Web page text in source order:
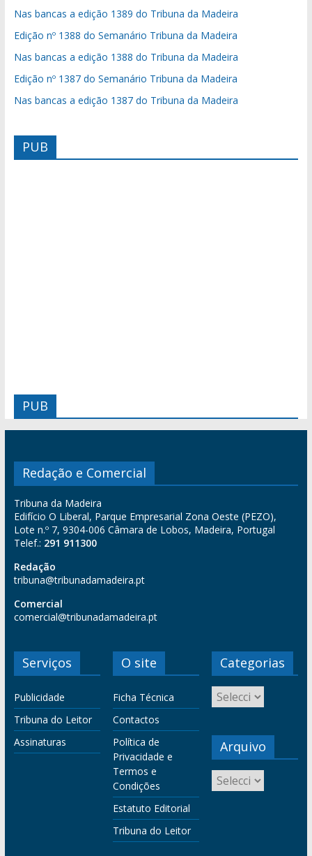
Nas bancas a edição 1389 do Tribuna da Madeira
Edição nº 1388 do Semanário Tribuna da Madeira
Nas bancas a edição 1388 do Tribuna da Madeira
Edição nº 1387 do Semanário Tribuna da Madeira
Nas bancas a edição 1387 do Tribuna da Madeira
PUB
PUB
Redação e Comercial
Tribuna da Madeira
Edifício O Liberal, Parque Empresarial Zona Oeste (PEZO),
Lote n.º 7, 9304-006 Câmara de Lobos, Madeira, Portugal
Telef.: 291 911300
Redação
tribuna@tribunadamadeira.pt
Comercial
comercial@tribunadamadeira.pt
Serviços
Publicidade
Tribuna do Leitor
Assinaturas
O site
Ficha Técnica
Contactos
Política de
Privacidade e
Termos e
Condições
Estatuto Editorial
Tribuna do Leitor
Categorias
Arquivo